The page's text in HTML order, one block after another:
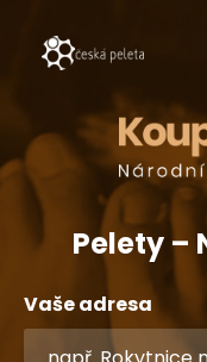
Pelety –
Vaše adresa